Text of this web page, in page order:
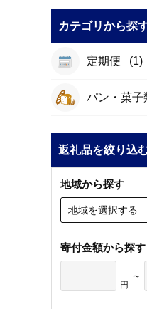
カテゴリから探
定期便 (1)
パン・菓子
返礼品を絞り込
地域から探す
地域を選択する
寄付金額から探す
円
～